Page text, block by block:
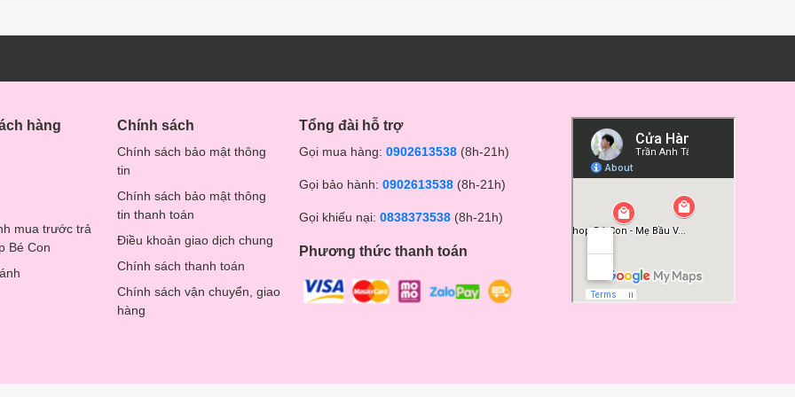
hàng
mua trước trả
Bé Con
Chính sách
Chính sách bảo mật thông
tin
Chính sách bảo mật thông
tin thanh toán
Điều khoản giao dịch chung
Chính sách thanh toán
Chính sách vận chuyển, giao
hàng
Tổng đài hỗ trợ
Gọi mua hàng: 0902613538 (8h-21h)
Gọi bảo hành: 0902613538 (8h-21h)
Gọi khiếu nại: 0838373538 (8h-21h)
Phương thức thanh toán